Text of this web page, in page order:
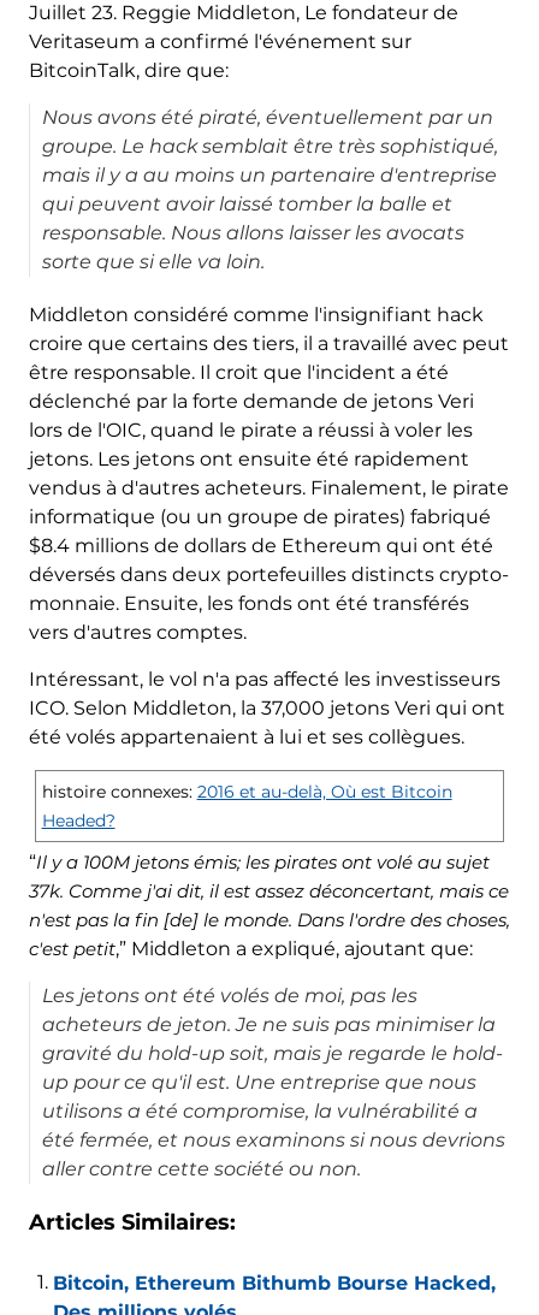
Juillet 23. Reggie Middleton, Le fondateur de
Veritaseum a confirmé l'événement sur
BitcoinTalk, dire que:
Nous avons été piraté, éventuellement par un
groupe. Le hack semblait être très sophistiqué,
mais il y a au moins un partenaire d'entreprise
qui peuvent avoir laissé tomber la balle et
responsable. Nous allons laisser les avocats
sorte que si elle va loin.
Middleton considéré comme l'insignifiant hack
croire que certains des tiers, il a travaillé avec peut
être responsable. Il croit que l'incident a été
déclenché par la forte demande de jetons Veri
lors de l'OIC, quand le pirate a réussi à voler les
jetons. Les jetons ont ensuite été rapidement
vendus à d'autres acheteurs. Finalement, le pirate
informatique (ou un groupe de pirates) fabriqué
$8.4 millions de dollars de Ethereum qui ont été
déversés dans deux portefeuilles distincts crypto-
monnaie. Ensuite, les fonds ont été transférés
vers d'autres comptes.
Intéressant, le vol n'a pas affecté les investisseurs
ICO. Selon Middleton, la 37,000 jetons Veri qui ont
été volés appartenaient à lui et ses collègues.
histoire connexes: 2016 et au-delà, Où est Bitcoin
Headed?
“Il y a 100M jetons émis; les pirates ont volé au sujet
37k. Comme j'ai dit, il est assez déconcertant, mais ce
n'est pas la fin [de] le monde. Dans l'ordre des choses,
c'est petit,” Middleton a expliqué, ajoutant que:
Les jetons ont été volés de moi, pas les
acheteurs de jeton. Je ne suis pas minimiser la
gravité du hold-up soit, mais je regarde le hold-
up pour ce qu'il est. Une entreprise que nous
utilisons a été compromise, la vulnérabilité a
été fermée, et nous examinons si nous devrions
aller contre cette société ou non.
Articles Similaires:
Bitcoin, Ethereum Bithumb Bourse Hacked,